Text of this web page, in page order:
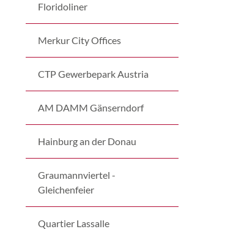
Floridoliner
Merkur City Offices
CTP Gewerbepark Austria
AM DAMM Gänserndorf
Hainburg an der Donau
Graumannviertel -
Gleichenfeier
Quartier Lassalle